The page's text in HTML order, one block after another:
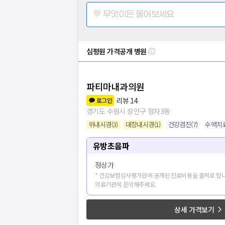
💬 무엇이든 물어보세요
심평원 가격공개 병원
파티마내과의원
로그인 리뷰 14
경기도 수원시 장안구 정자3동
위내시경(3) 대장내시경(1) 건강검진(7) 수액치
유방초음파
정상가
* 건강보험심사평가원에 공개된 진료비용을 출처로 합
의료기관에 문의해주세요.
상세 가격보기